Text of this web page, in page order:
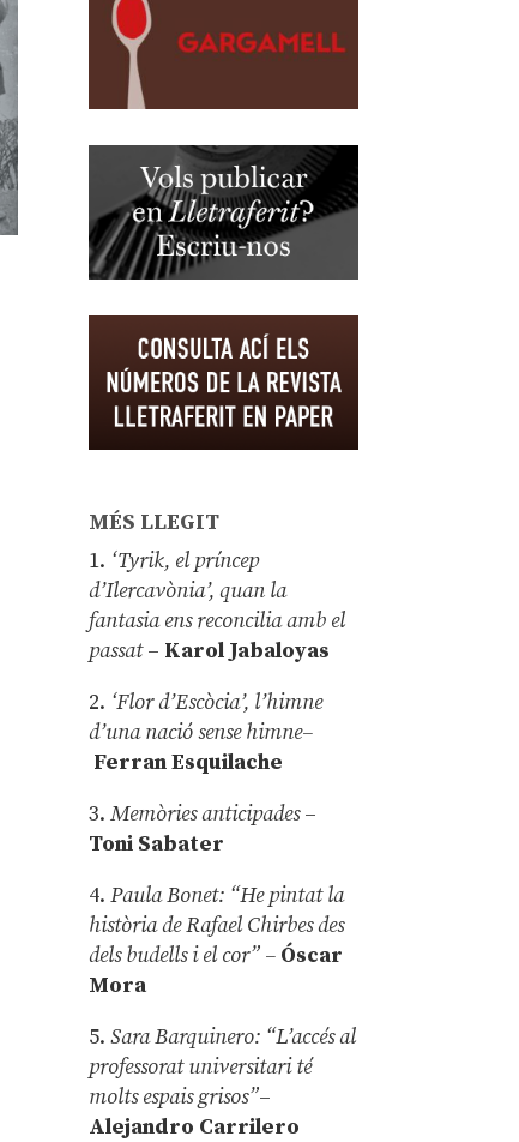
MÉS LLEGIT
1. ‘Tyrik, el príncep
d’Ilercavònia’, quan la
fantasia ens reconcilia amb el
passat– Karol Jabaloyas
2. ‘Flor d’Escòcia’, l’himne
d’una nació sense himne–
Ferran Esquilache
3.Memòries anticipades–
Toni Sabater
4.Paula Bonet: “He pintat la
història de Rafael Chirbes des
dels budells i el cor” – Óscar
Mora
5.Sara Barquinero: “L’accés al
professorat universitari té
molts espais grisos”–
Alejandro Carrilero